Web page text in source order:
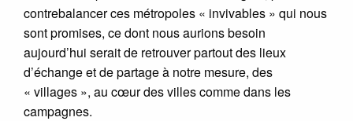
contrebalancer ces métropoles « invivables » qui nous
sont promises, ce dont nous aurions besoin
aujourd’hui serait de retrouver partout des lieux
d’échange et de partage à notre mesure, des
« villages », au cœur des villes comme dans les
campagnes.